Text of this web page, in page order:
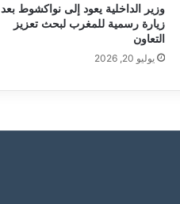
وزير الداخلية يعود إلى نواكشوط بعد
زيارة رسمية للمغرب لبحث تعزيز
التعاون
يوليو 20, 2026